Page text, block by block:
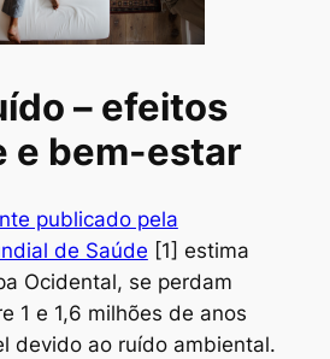
– efeitos
e bem-estar
publicado pela
de Saúde [1] estima
Ocidental, se perdam
1 e 1,6 milhões de anos
devido ao ruído ambiental.